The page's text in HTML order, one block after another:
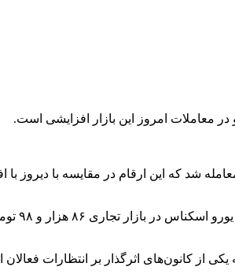
ارز و طلا، دلار توافقی (اسکناس) امروز با نرخ ۷۳ هزار و ۳۱۳ تومان و حواله دلار با قیمت ۷۱ هزار و ۱۷۸ تومان معامله شد که
از کانون‌های اثرگذار بر انتظارات